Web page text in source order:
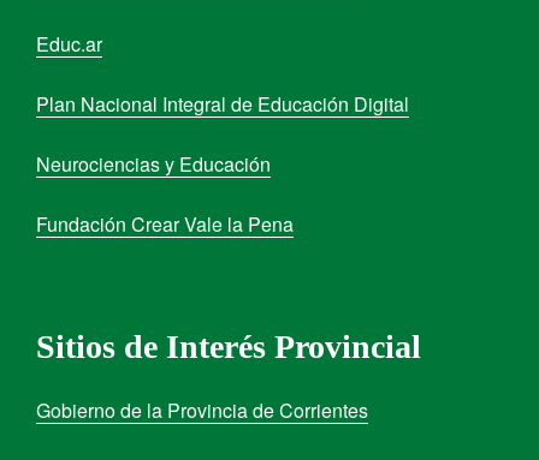
Educ.ar
Plan Nacional Integral de Educación Digital
Neurociencias y Educación
Fundación Crear Vale la Pena
Sitios de Interés Provincial
Gobierno de la Provincia de Corrientes